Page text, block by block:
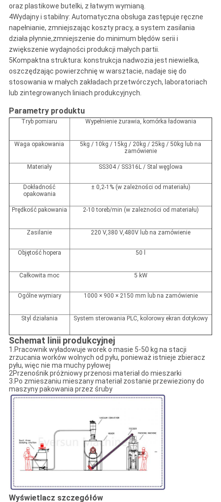
oraz plastikowe butelki, z łatwym wymianą.
4Wydajny i stabilny: Automatyczna obsługa zastępuje ręczne
napełnianie, zmniejszając koszty pracy, a system zasilania
działa płynnie,zmniejszenie do minimum błędów serii i
zwiększenie wydajności produkcji małych partii.
5Kompaktna struktura: konstrukcja nadwozia jest niewielka,
oszczędzając powierzchnię w warsztacie, nadaje się do
stosowania w małych zakładach przetwórczych, laboratoriach
lub zintegrowanych liniach produkcyjnych.
Parametry produktu
Tryb pomiaru Wypełnienie żurawia, komórka ładowania
Waga opakowania 5kg / 10kg / 15kg / 20kg / 25kg / 50kg lub na
zamówienie
Materiały SS304 / SS316L / Stal węglowa
Dokładność
opakowania
± 0,2-1% (w zależności od materiału)
Prędkość pakowania 2-10 toreb/min (w zależności od materiału)
Zasilanie 220 V,380 V,480V lub na zamówienie
Objętość hopera 50 l
Całkowita moc 5 kW
Ogólne wymiary 1000 × 900 × 2150 mm lub na zamówienie
Styl działania System sterowania PLC, kolorowy ekran dotykowy
Schemat linii produkcyjnej
1.Pracownik wyładowuje worek o masie 5-50 kg na stacji
zrzucania worków wolnych od pyłu, ponieważ istnieje zbieracz
pyłu, więc nie ma muchy pyłowej
2Przenośnik próżniowy przenosi materiał do mieszarki
3.Po zmieszaniu mieszany materiał zostanie przewieziony do
maszyny pakowania przez śruby
Wyświetlacz szczegółów